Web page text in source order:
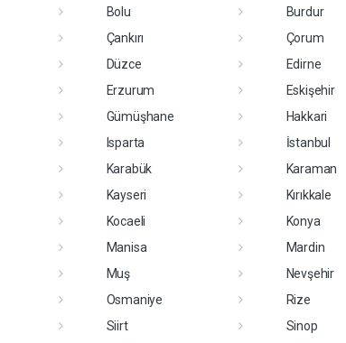
Bolu Burdur
Çankırı Çorum
Düzce Edirne
Erzurum Eskişehir
Gümüşhane Hakkari
Isparta İstanbul
Karabük Karaman
Kayseri Kırıkkale
Kocaeli Konya
Manisa Mardin
Muş Nevşehir
Osmaniye Rize
Siirt Sinop